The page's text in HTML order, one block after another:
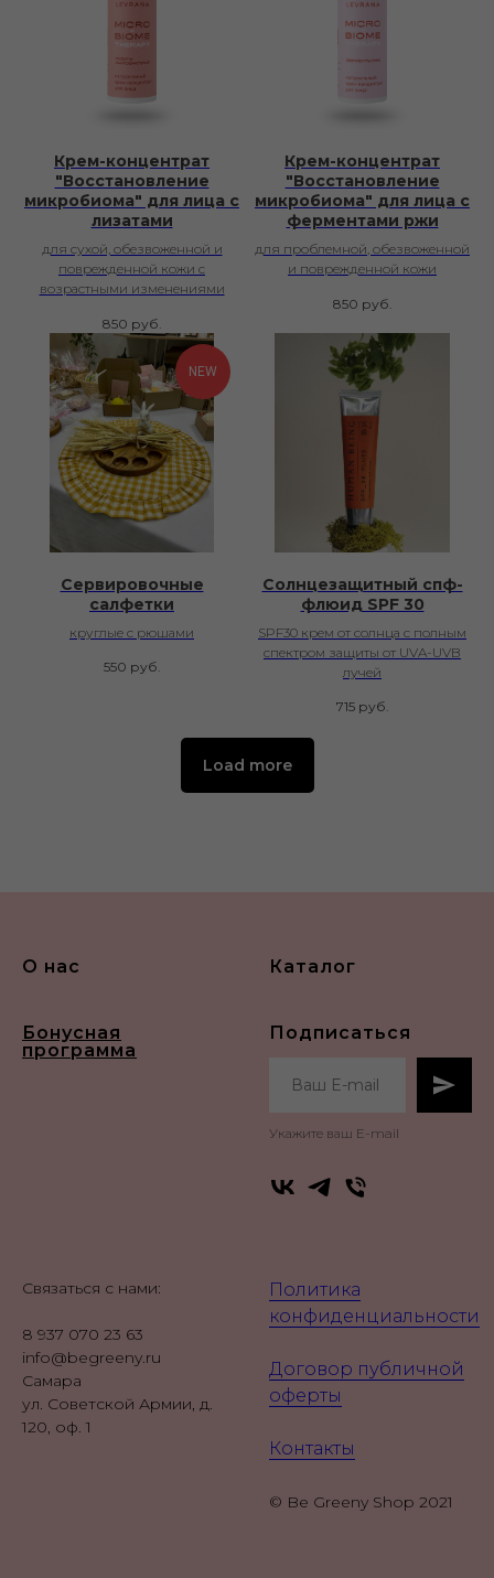
Крем-концентрат
"Восстановление
микробиома" для лица с
лизатами
для сухой, обезвоженной и
поврежденной кожи с
возрастными изменениями
850 руб.
Крем-концентрат
"Восстановление
микробиома" для лица с
ферментами ржи
для проблемной, обезвоженной
и поврежденной кожи
850 руб.
NEW
Сервировочные
салфетки
круглые с рюшами
550 руб.
Солнцезащитный спф-
флюид SPF 30
SPF30 крем от солнца с полным
спектром защиты от UVA-UVB
лучей
715 руб.
Load more
О нас Каталог
Бонусная
программа
Подписаться
Укажите ваш E-mail
Связаться с нами:
8 937 070 23 63
info@begreeny.ru
Самара
ул. Советской Армии, д.
120, оф. 1
Политика
конфиденциальности
Договор публичной
оферты
Контакты
© Be Greeny Shop 2021